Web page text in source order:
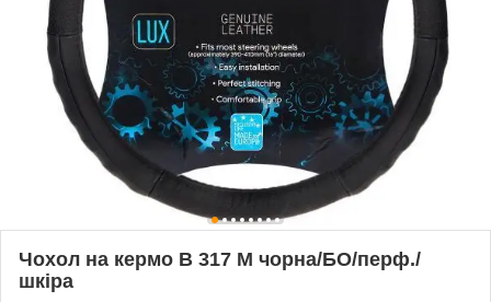
Чохол на кермо B 317 M чорна/БО/перф./
шкіра